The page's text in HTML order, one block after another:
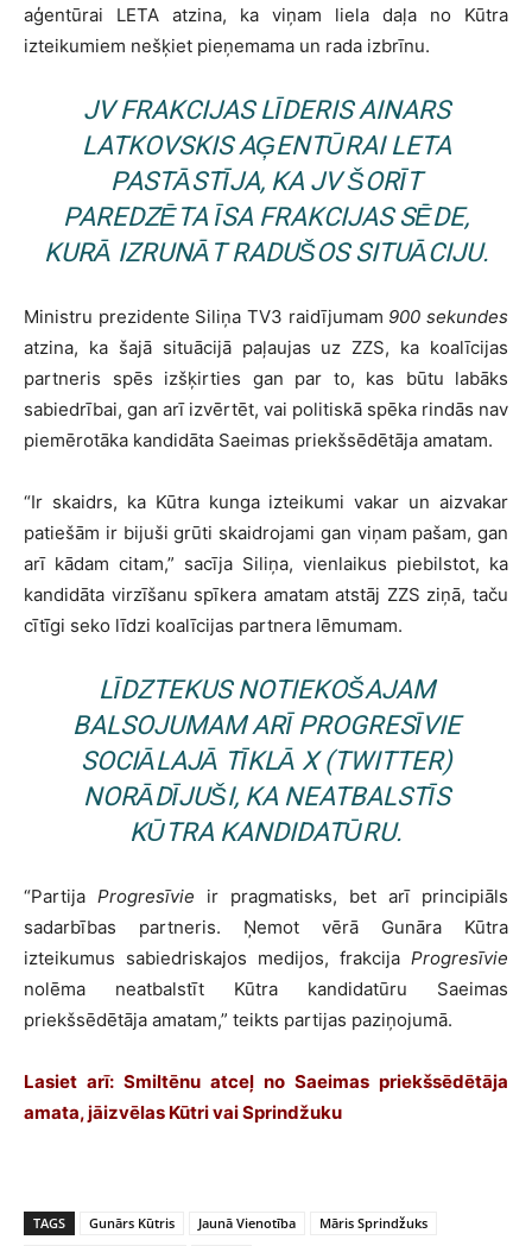
aģentūrai LETA atzina, ka viņam liela daļa no Kūtra
izteikumiem nešķiet pieņemama un rada izbrīnu.
JV FRAKCIJAS LĪDERIS AINARS
LATKOVSKIS AĢENTŪRAI LETA
PASTĀSTĪJA, KA JV ŠORĪT
PAREDZĒTA ĪSA FRAKCIJAS SĒDE,
KURĀ IZRUNĀT RADUŠOS SITUĀCIJU.
Ministru prezidente Siliņa TV3 raidījumam 900 sekundes
atzina, ka šajā situācijā paļaujas uz ZZS, ka koalīcijas
partneris spēs izšķirties gan par to, kas būtu labāks
sabiedrībai, gan arī izvērtēt, vai politiskā spēka rindās nav
piemērotāka kandidāta Saeimas priekšsēdētāja amatam.
“Ir skaidrs, ka Kūtra kunga izteikumi vakar un aizvakar
patiešām ir bijuši grūti skaidrojami gan viņam pašam, gan
arī kādam citam,” sacīja Siliņa, vienlaikus piebilstot, ka
kandidāta virzīšanu spīkera amatam atstāj ZZS ziņā, taču
cītīgi seko līdzi koalīcijas partnera lēmumam.
LĪDZTEKUS NOTIEKOŠAJAM
BALSOJUMAM ARĪ PROGRESĪVIE
SOCIĀLAJĀ TĪKLĀ X (TWITTER)
NORĀDĪJUŠI, KA NEATBALSTĪS
KŪTRA KANDIDATŪRU.
“Partija Progresīvie ir pragmatisks, bet arī principiāls
sadarbības partneris. Ņemot vērā Gunāra Kūtra
izteikumus sabiedriskajos medijos, frakcija Progresīvie
nolēma neatbalstīt Kūtra kandidatūru Saeimas
priekšsēdētāja amatam,” teikts partijas paziņojumā.
Lasiet arī: Smiltēnu atceļ no Saeimas priekšsēdētāja
amata, jāizvēlas Kūtri vai Sprindžuku
TAGS Gunārs Kūtris Jaunā Vienotība
Māris Sprindžuks